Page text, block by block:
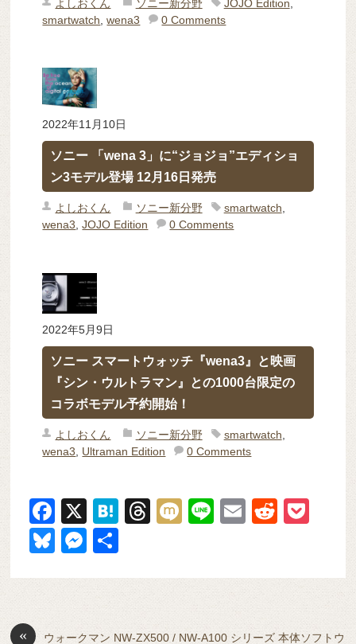
よしおくん ソニー新分野 JOJO Edition
smartwatch ,wena3 0 Comments
2022年11月10日
ソニー 「wena 3」に“ジョジョ”エディショ
ン3モデル登場 12月16日発売
よしおくん ソニー新分野 smartwatch,
wena3,JOJO Edition 0 Comments
2022年5月9日
ソニー スマートウォッチ『wena3』と映画
『シン・ウルトラマン』との1000台限定の
コラボモデル予約開始！
よしおくん ソニー新分野 smartwatch
wena3
Ultraman Edition 0 Comments
F
a
c
e
X
H
n
T
a
M
Li
E
R
di et
Bl
M
«
ウォークマン NW-ZX500 / NW-A100 シリーズ 本体ソフトウ